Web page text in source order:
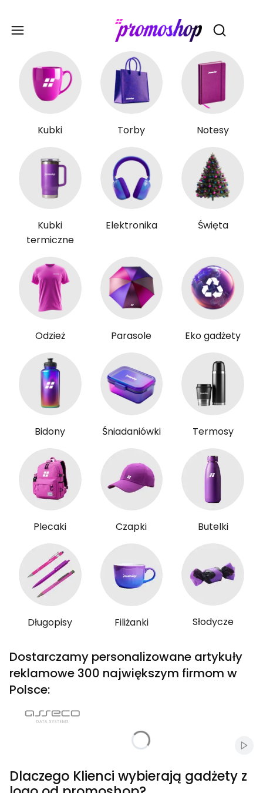
Otwórz
Kubki Torby Notesy
Kubki
termiczne
Elektronika Święta
Odzież Parasole Eko gadżety
Bidony Śniadaniówki Termosy
Plecaki Czapki Butelki
Długopisy Filiżanki Słodycze
Dostarczamy personalizowane artykuły
reklamowe 300 największym firmom w
Polsce:
Dlaczego Klienci wybierają gadżety z